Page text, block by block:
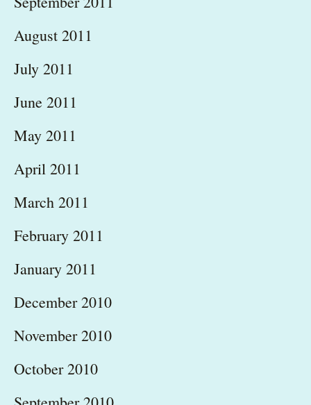
August 2011
July 2011
June 2011
May 2011
April 2011
March 2011
February 2011
January 2011
December 2010
November 2010
October 2010